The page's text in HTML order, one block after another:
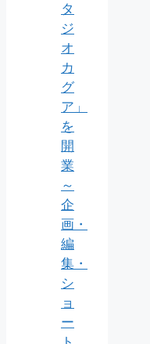
タ
ジ
オ
カ
グ
ア」
を
開
業
～
企
画・
編
集・
シ
ョ
ー